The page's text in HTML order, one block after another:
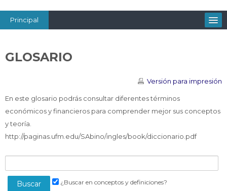
Principal
Escuelas
Institutos
Buscar
cursos
GLOSARIO
Versión para impresión
En este glosario podrás consultar diferentes términos
económicos y financieros para comprender mejor sus conceptos
y teoría.
http://paginas.ufm.edu/SAbino/ingles/book/diccionario.pdf
¿Buscar en conceptos y definiciones?